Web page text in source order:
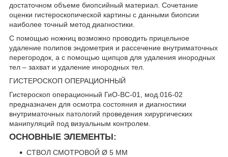
достаточном объеме биопсийный материал. Сочетание
оценки гистероскопической картины с данными биопсии
наиболее точный метод диагностики.
С помощью ножниц возможно проводить прицельное
удаление полипов эндометрия и рассечение внутриматочных
перегородок, а с помощью щипцов для удаления инородных
тел – захват и удаление инородных тел.
ГИСТЕРОСКОП ОПЕРАЦИОННЫЙ
Гистероскоп операционный ГиО-ВС-01, мод.016-02
предназначен для осмотра состояния и диагностики
внутриматочных патологий проведения хирургических
манипуляций под визуальным контролем.
ОСНОВНЫЕ ЭЛЕМЕНТЫ:
СТВОЛ СМОТРОВОЙ Ø 5 ММ